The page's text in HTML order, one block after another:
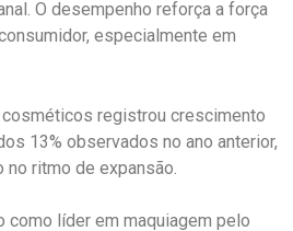
O desempenho reforça a força
especialmente em
registrou crescimento
13% observados no ano anterior,
no ritmo de expansão.
como líder em maquiagem pelo